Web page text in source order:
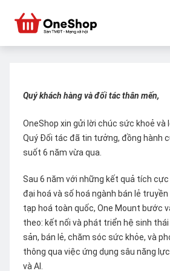
Quý khách hàng và đối tác thân mến,
OneShop xin gửi lời chúc sức khoẻ
Quý Đối tác đã tin tưởng, đồng hành
suốt 6 năm vừa qua.
Sau 6 năm với những kết quả tích
đại hoá và số hoá ngành bán lẻ
tạp hoá toàn quốc, One Mount bước
theo: kết nối và phát triển hệ sinh
sản, bán lẻ, chăm sóc sức khỏe, và
thông qua việc ứng dụng sâu năng
và AI.